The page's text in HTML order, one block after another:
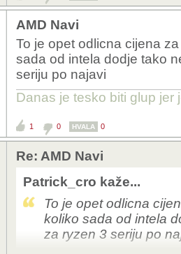
AMD Navi
To je opet odlicna cijena
sada od intela dodje tako
seriju po najavi
Danas je tesko biti glup jer
1 0 HVALA 0
Re: AMD Navi
Patrick_cro kaže...
To je opet odlicna
koliko sada od intela
za ryzen 3 seriju po